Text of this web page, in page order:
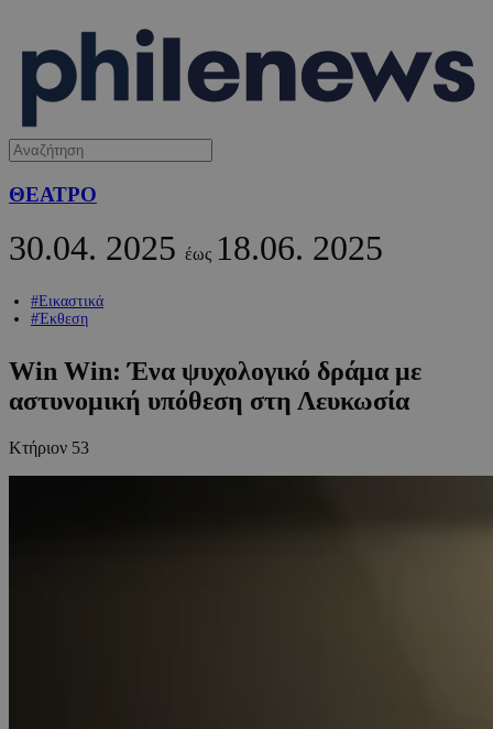
ΘΕΑΤΡΟ
30.04. 2025 έως 18.06. 2025
#Εικαστικά
#Έκθεση
Win Win: Ένα ψυχολογικό δράμα με
αστυνομική υπόθεση στη Λευκωσία
Κτήριον 53